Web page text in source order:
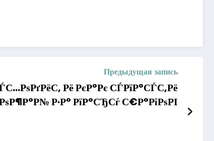
Предыдущая запись
Рё РєР°Рє СЃРїР°СЃС‚Рё
Р·Р° РїР°СЂСѓ С€Р°РіРѕРІ